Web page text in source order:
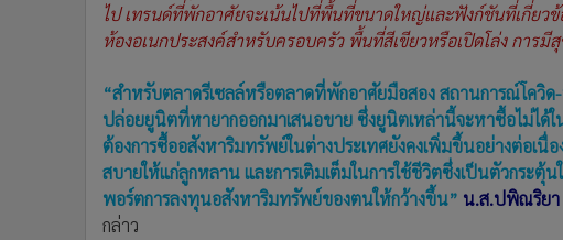
ไป เทรนด์ที่พักอาศัยจะเน้นไปที่พื้นที่ขนาดใหญ่และฟังก์ชันที่เกี่ยว
ห้องอเนกประสงค์สำหรับครอบครัว พื้นที่สีเขียวหรือเปิดโล่ง การมี
“สำหรับตลาดรีเซลล์หรือตลาดที่พักอาศัยมือสอง สถานการณ์โควิด
ปล่อยยูนิตที่หายากออกมาเสนอขาย ซึ่งยูนิตเหล่านี้จะหาซื้อไม่ได้
ต้องการซื้ออสังหาริมทรัพย์ในต่างประเทศยังคงเพิ่มขึ้นอย่างต่อเนื่
สบายให้แก่ลูกหลาน และการเติมเต็มในการใช้ชีวิตซึ่งเป็นตัวกระตุ้
พอร์ตการลงทุนอสังหาริมทรัพย์ของตนให้กว้างขึ้น” น.ส.ปพิณริยา
กล่าว